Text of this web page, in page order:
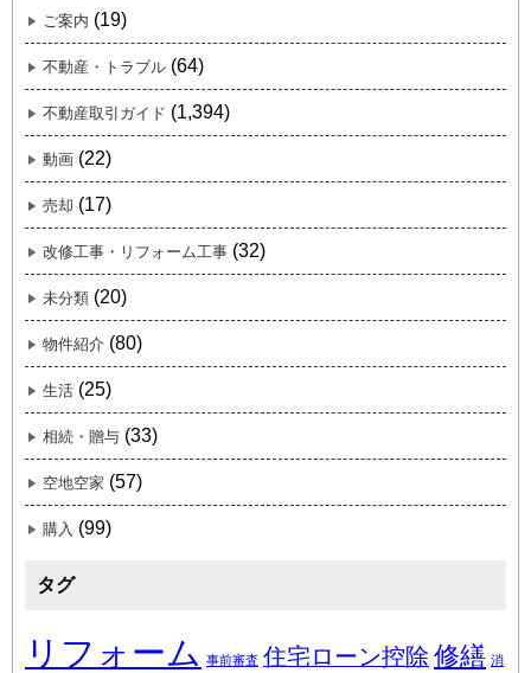
ご案内 (19)
不動産・トラブル (64)
不動産取引ガイド (1,394)
動画 (22)
売却 (17)
改修工事・リフォーム工事 (32)
未分類 (20)
物件紹介 (80)
生活 (25)
相続・贈与 (33)
空地空家 (57)
購入 (99)
タグ
リフォーム 事前審査 住宅ローン控除 修繕 消